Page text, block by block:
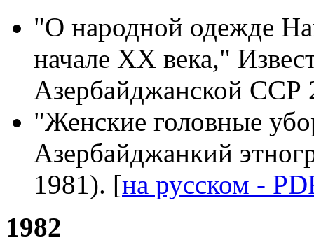
"О народной одежде
начале XX века,"
Азербайджанской ССР
"Женские головные
Азербайджанкий
1981). [на русском -
1982